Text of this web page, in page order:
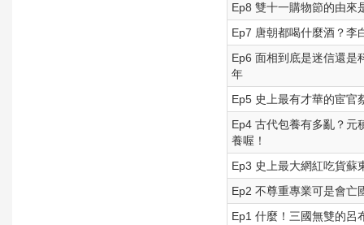
Ep8 雙十一購物節的由來
Ep7 唐朝都喝什麼酒？李
Ep6 面相到底是迷信還是
年
Ep5 史上最有才華的宦官
Ep4 古代包養有多亂？元
養喔！
Ep3 史上最大網紅吃貨蘇
Ep2 不尊重專業可是會亡
Ep1 什麼！三國無雙的呂